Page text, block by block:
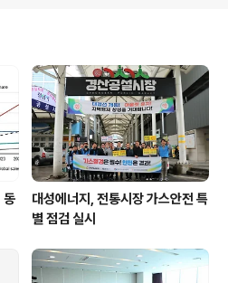
등 추가 병력을
분석됨(WP, 10.1
고서를 통해 올해 세
한190만b/d로, 내년
에서 160만b/d..
동
대성에너지, 전통시장 가스안전 특
별 점검 실시